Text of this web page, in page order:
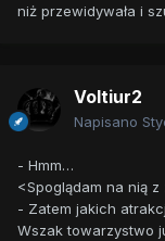
niż przewidywała i
Voltiur2
Napisano
- Hmm…
<Spoglądam na nią
- Zatem jakich
Wszak towarzystwo